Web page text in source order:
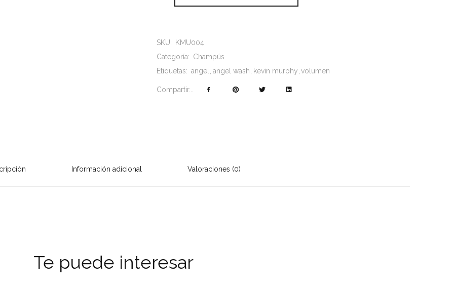
SKU:
KMU004
Categoría: Champús
Etiquetas: angel angel wash kevin murphy volumen
Compartir...
Información adicional Valoraciones (0)
Te puede interesar